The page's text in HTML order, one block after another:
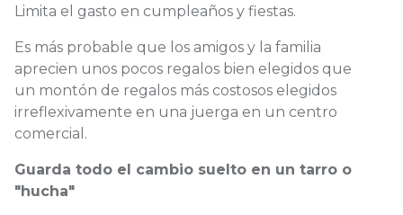
Limita el gasto en cumpleaños y fiestas.
Es más probable que los amigos y la familia
aprecien unos pocos regalos bien elegidos que
un montón de regalos más costosos elegidos
irreflexivamente en una juerga en un centro
comercial.
Guarda todo el cambio suelto en un tarro o
"hucha"